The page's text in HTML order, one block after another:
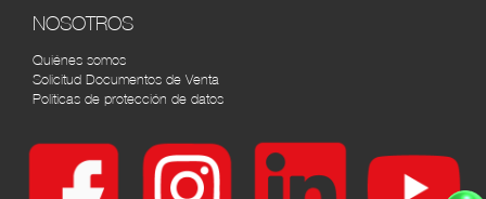
NOSOTROS
Quiénes somos
Solicitud Documentos de Venta
Políticas de protección de datos